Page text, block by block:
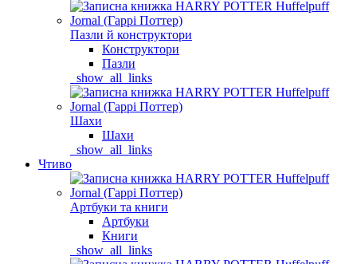
Пазли й конструктори
Конструктори
Пазли
_show_all_links
Шахи
Шахи
_show_all_links
Чтиво
Артбуки та книги
Артбуки
Книги
_show_all_links